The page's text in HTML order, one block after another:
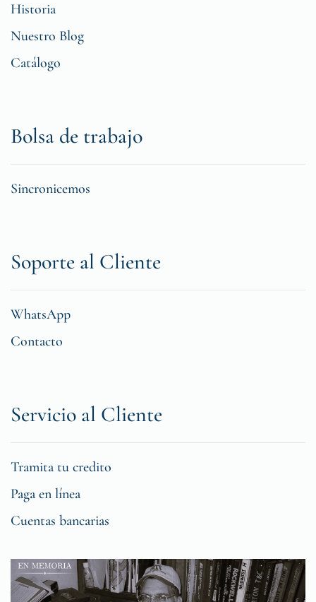
Historia
Nuestro Blog
Catálogo
Bolsa de trabajo
Sincronicemos
Soporte al Cliente
WhatsApp
Contacto
Servicio al Cliente
Tramita tu credito
Paga en línea
Cuentas bancarias